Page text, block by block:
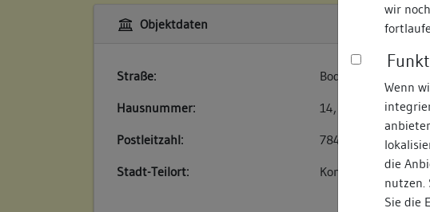
wir
Wenn
die
nutzen.
Sie die
Objektdaten
Straße:
Bodanplatz
Hausnummer:
14, 16
Postleitzahl:
78462
Stadt-Teilort:
Konstanz